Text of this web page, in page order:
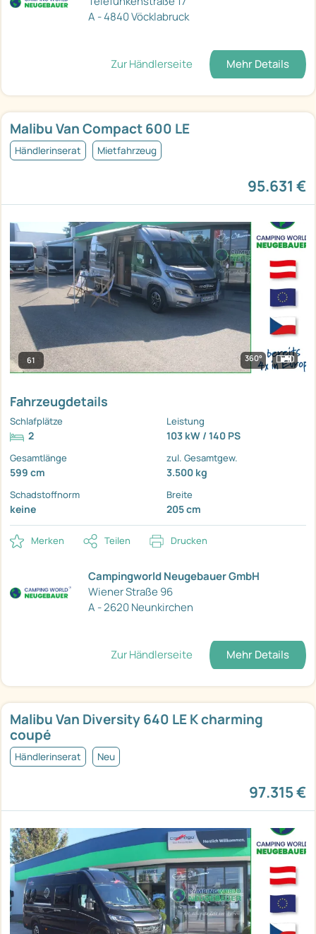
A - 4840 Vöcklabruck
Zur Händlerseite Mehr Details
Malibu Van Compact 600 LE
Händlerinserat Mietfahrzeug
95.631 €
61 360°
Fahrzeugdetails
Schlafplätze
2
Leistung
103 kW / 140 PS
Gesamtlänge
599 cm
zul. Gesamtgew.
3.500 kg
Schadstoffnorm
keine
Breite
205 cm
Merken Teilen Drucken
Campingworld Neugebauer GmbH
Wiener Straße 96
A - 2620 Neunkirchen
Zur Händlerseite Mehr Details
Malibu Van Diversity 640 LE K charming
coupé
Händlerinserat Neu
97.315 €